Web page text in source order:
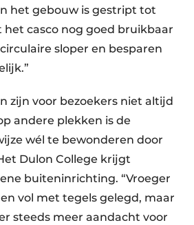
het gebouw is gestript tot
het casco nog goed bruikbaar
sloper en besparen
zijn voor bezoekers niet altijd
andere plekken is de
wél te bewonderen door
Dulon College krijgt
buiteninrichting. “Vroeger
vol met tegels gelegd, maar
steeds meer aandacht voor